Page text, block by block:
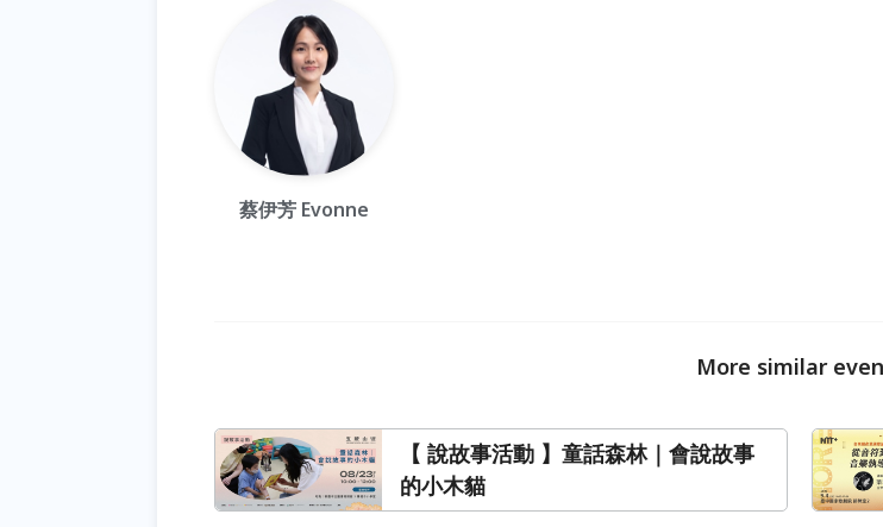
蔡伊芳 Evonne
More similar
【 說故事活動 】童話森林｜會說故事
的小木貓